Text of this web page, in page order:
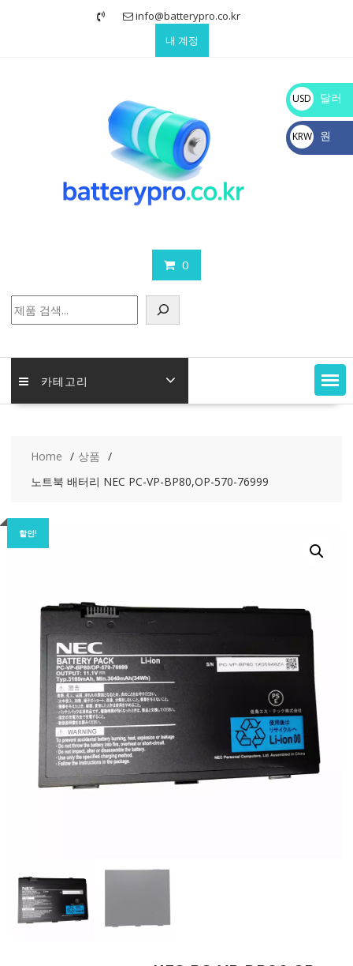
info@batterypro.co.kr
내 계정
0
색
카테고리
Home
상품
노트북 배터리 NEC PC-VP-BP80,OP-570-76999
할인!
USD
$
달러
KRW
₩
원